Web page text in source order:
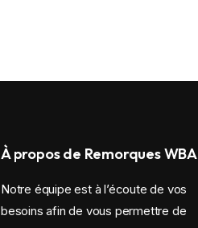
À propos de Remorques WBA
Notre équipe est à l’écoute de vos
besoins afin de vous permettre de